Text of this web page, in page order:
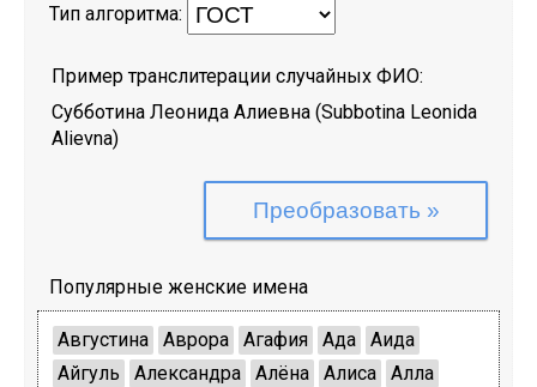
Тип алгоритма:
Пример транслитерации случайных ФИО:
Субботина Леонида Алиевна(Subbotina Leonida
Alievna)
Популярные женские имена
Августина Аврора Агафия Ада
Аида
Айгуль
Александра Алёна Алиса
Алла